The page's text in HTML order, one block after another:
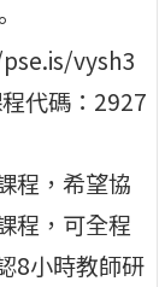
vysh3
代碼：2927
程，希望協
程，可全程
8小時教師研